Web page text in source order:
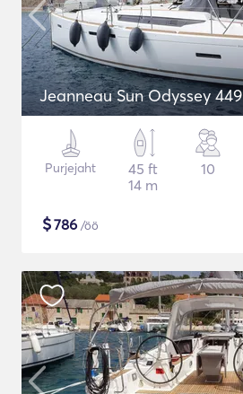
Jeanneau Sun Odyssey 449
Purjejaht
45 ft
14 m
10
$786 /öö